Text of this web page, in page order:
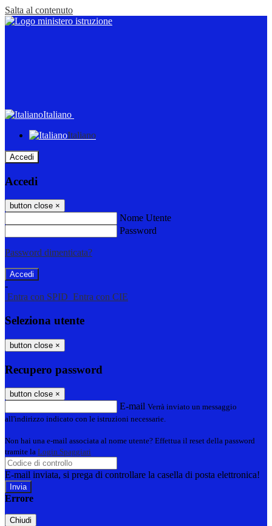
Salta al contenuto
Italiano
Italiano
Accedi
Accedi
button close ×
Nome Utente
Password
Password dimenticata?
-
Entra con SPID Entra con CIE
Seleziona utente
button close ×
Recupero password
button close ×
E-mail Verrà inviato un messaggio
all'indirizzo indicato con le istruzioni necessarie.
Non hai una e-mail associata al nome utente? Effettua il reset della password
tramite la Login Spaggiari
E-mail inviata, si prega di controllare la casella di posta elettronica!
Errore
Chiudi